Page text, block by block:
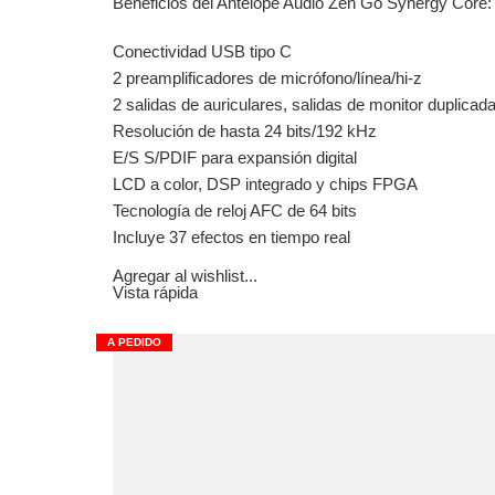
Conectividad USB tipo C
2 preamplificadores de micrófono/línea/hi-z
2 salidas de auriculares, salidas de monitor
Resolución de hasta 24 bits/192 kHz
E/S S/PDIF para expansión digital
LCD a color, DSP integrado y chips FPGA
Tecnología de reloj AFC de 64 bits
Incluye 37 efectos en tiempo real
Agregar al wishlist...
Vista rápida
A PEDIDO